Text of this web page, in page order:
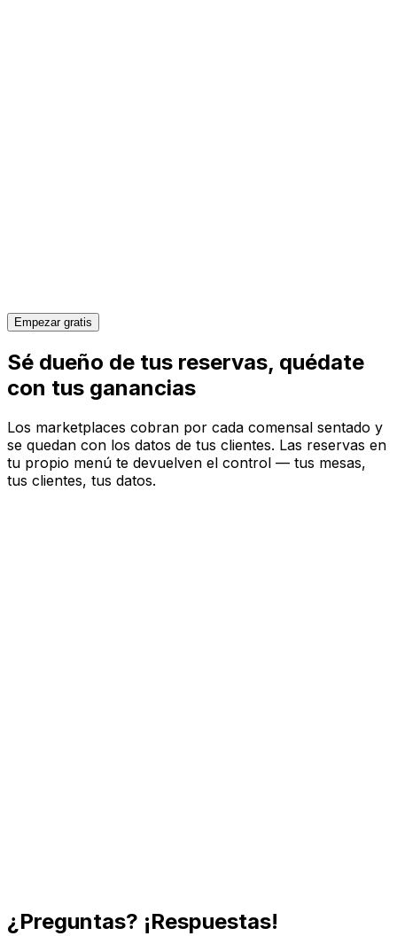
Empezar gratis
Sé dueño de tus reservas, quédate
con tus ganancias
Los marketplaces cobran por cada comensal sentado y
se quedan con los datos de tus clientes. Las reservas en
tu propio menú te devuelven el control — tus mesas,
tus clientes, tus datos.
¿Preguntas? ¡Respuestas!